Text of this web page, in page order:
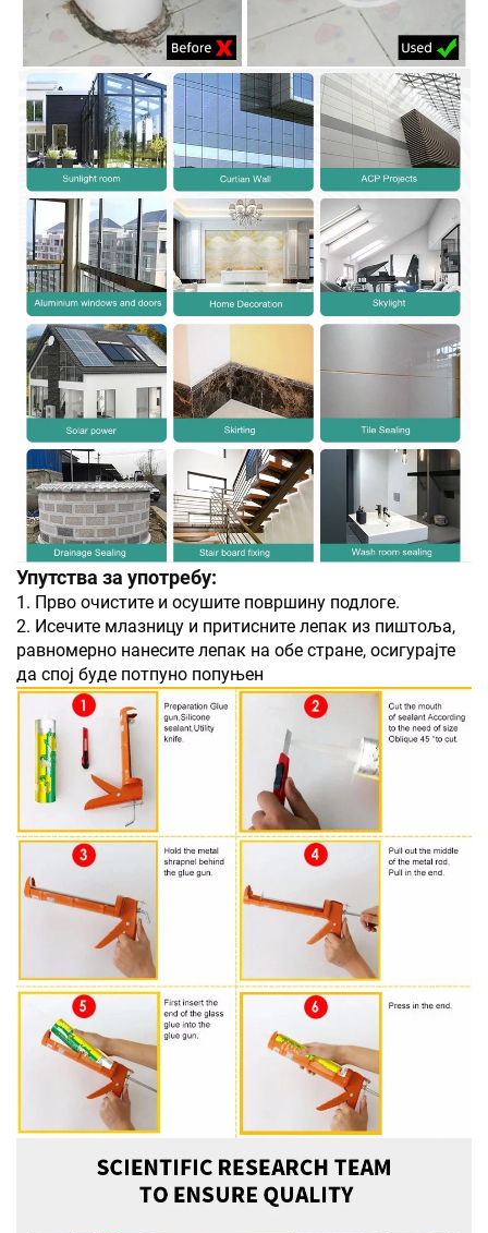
Упутства за употребу:
1. Прво очистите и осушите површину подлоге.
2. Исечите млазницу и притисните лепак из пиштоља,
равномерно нанесите лепак на обе стране, осигурајте
да спој буде потпуно попуњен